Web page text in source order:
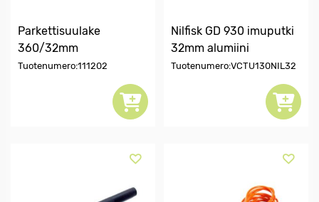
Parkettisuulake
360/32mm
Tuotenumero:111202
Nilfisk GD 930 imuputki
32mm alumiini
Tuotenumero:VCTU130NIL32